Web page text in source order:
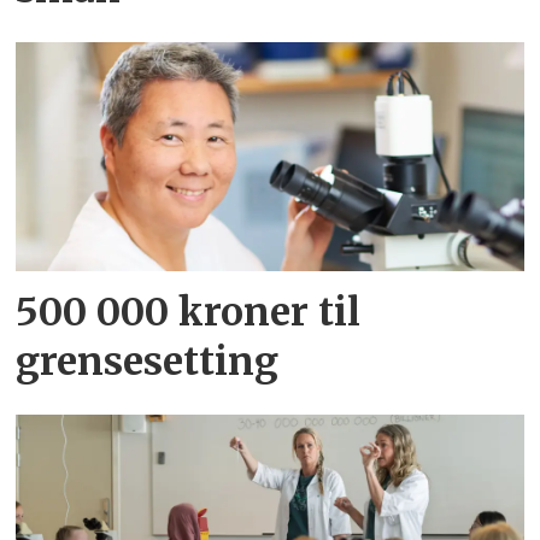
500 000 kroner til
grensesetting